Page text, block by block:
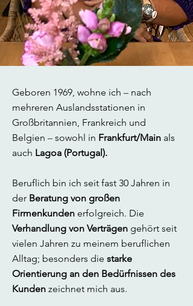
Geboren 1969, wohne ich – nach
mehreren Auslandsstationen in
Großbritannien, Frankreich und
Belgien – sowohl in Frankfurt/Main als
auch Lagoa (Portugal).
Beruflich bin ich seit fast 30 Jahren in
der Beratung von großen
Firmenkunden erfolgreich. Die
Verhandlung von Verträgen gehört seit
vielen Jahren zu meinem beruflichen
Alltag; besonders die starke
Orientierung an den Bedürfnissen des
Kunden zeichnet mich aus.